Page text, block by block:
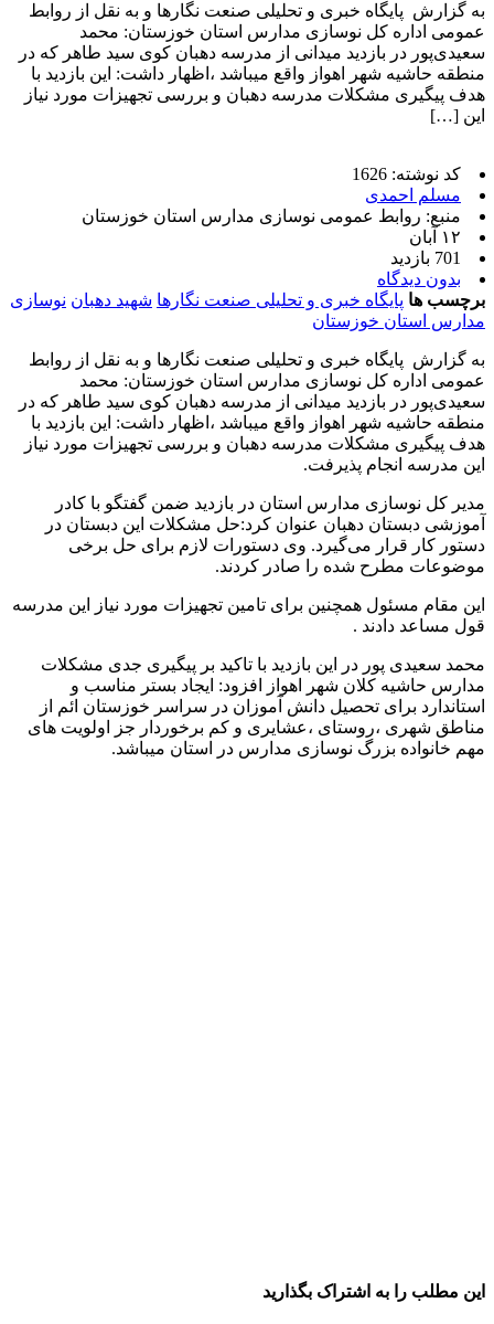
به گزارش پایگاه خبری و تحلیلی صنعت نگارها و به نقل از روابط
عمومی اداره کل نوسازی مدارس استان خوزستان: محمد
سعیدی‌پور در بازدید میدانی از مدرسه دهبان کوی سید طاهر که در
منطقه حاشیه شهر اهواز واقع میباشد ،اظهار داشت: این بازدید با
هدف پیگیری مشکلات مدرسه دهبان و بررسی تجهیزات مورد نیاز
این […]
کد نوشته: 1626
مسلم احمدی
منبع: روابط عمومی نوسازی مدارس استان خوزستان
۱۲ آبان
701 بازدید
بدون دیدگاه
برچسب ها پایگاه خبری و تحلیلی صنعت نگارها شهید دهبان نوسازی
مدارس استان خوزستان
به گزارش پایگاه خبری و تحلیلی صنعت نگارها و به نقل از روابط
عمومی اداره کل نوسازی مدارس استان خوزستان: محمد
سعیدی‌پور در بازدید میدانی از مدرسه دهبان کوی سید طاهر که در
منطقه حاشیه شهر اهواز واقع میباشد ،اظهار داشت: این بازدید با
هدف پیگیری مشکلات مدرسه دهبان و بررسی تجهیزات مورد نیاز
این مدرسه انجام پذیرفت.
مدیر کل نوسازی مدارس استان در بازدید ضمن گفتگو با کادر
آموزشی دبستان دهبان عنوان کرد:حل مشکلات این دبستان در
دستور کار قرار می‌گیرد. وی دستورات لازم برای حل برخی
موضوعات مطرح شده را صادر کردند.
این مقام مسئول همچنین برای تامین تجهیزات مورد نیاز این مدرسه
قول مساعد دادند .
محمد سعیدی پور در این بازدید با تاکید بر پیگیری جدی مشکلات
مدارس حاشیه کلان شهر اهواز افزود: ایجاد بستر مناسب و
استاندارد برای تحصیل دانش آموزان در سراسر خوزستان ائم از
مناطق شهری ،روستای ،عشایری و کم برخوردار جز اولویت های
مهم خانواده بزرگ نوسازی مدارس در استان میباشد.
این مطلب را به اشتراک بگذارید